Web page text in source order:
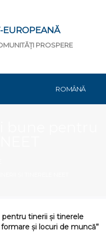
EUROPEANĂ
PROSPERE
ROMÂNĂ
tinerii și tinerele
și locuri de muncă”